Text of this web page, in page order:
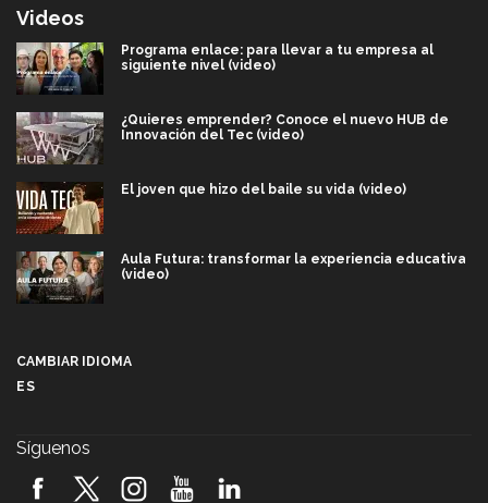
Videos
Programa enlace: para llevar a tu empresa al
siguiente nivel (video)
¿Quieres emprender? Conoce el nuevo HUB de
Innovación del Tec (video)
El joven que hizo del baile su vida (video)
Aula Futura: transformar la experiencia educativa
(video)
2026! (video)
CAMBIAR IDIOMA
ES
Síguenos